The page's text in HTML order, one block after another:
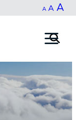
A Decrease
size.
A Reset
size.
A